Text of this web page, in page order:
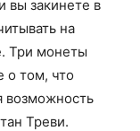
вы закинете в
на
Три монеты
о том, что
возможность
Треви.